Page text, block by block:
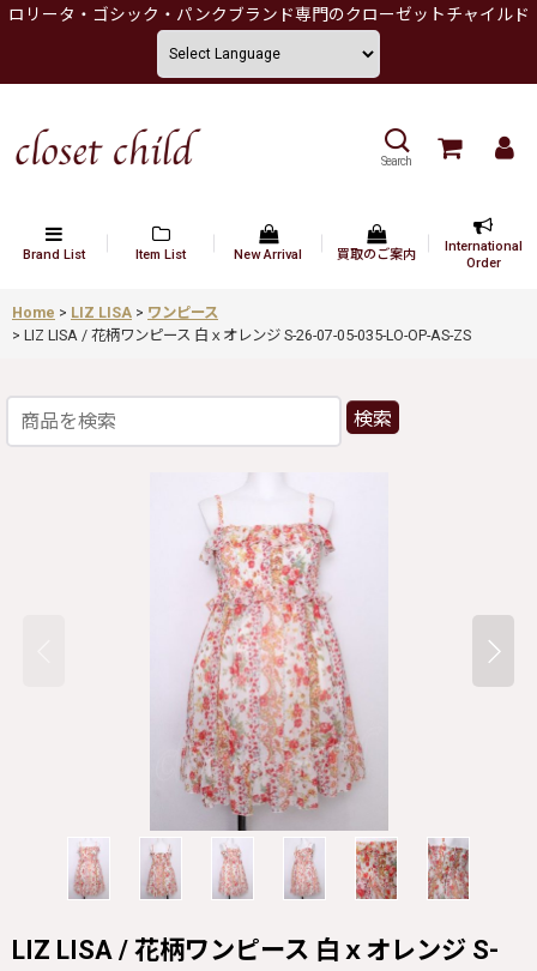
ロリータ・ゴシック・パンクブランド専門のクローゼットチャイルド
Search
Brand List Item List New Arrival 買取のご案内
International
Order
Home > LIZ LISA > ワンピース
> LIZ LISA / 花柄ワンピース 白ｘオレンジ S-26-07-05-035-LO-OP-AS-ZS
検索
LIZ LISA / 花柄ワンピース 白ｘオレンジ S-